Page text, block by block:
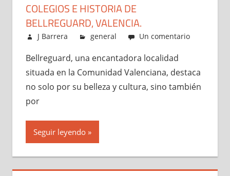
COLEGIOS E HISTORIA DE
BELLREGUARD, VALENCIA.
julio 16, 2024
J Barrera general Un comentario
Bellreguard, una encantadora localidad
situada en la Comunidad Valenciana, destaca
no solo por su belleza y cultura, sino también
por
Seguir leyendo